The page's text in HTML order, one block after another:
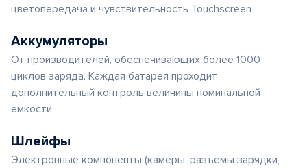
цветопередача и чувствительность Touchscreen
Аккумуляторы
От производителей, обеспечивающих более 1000
циклов заряда. Каждая батарея проходит
дополнительный контроль величины номинальной
емкости
Шлейфы
Электронные компоненты (камеры, разъемы зарядки,